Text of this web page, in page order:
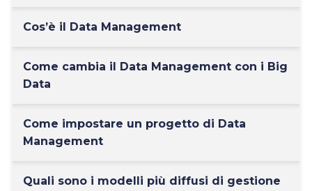
Cos’è il Data Management
Come cambia il Data Management con i Big
Data
Come impostare un progetto di Data
Management
Quali sono i modelli più diffusi di gestione